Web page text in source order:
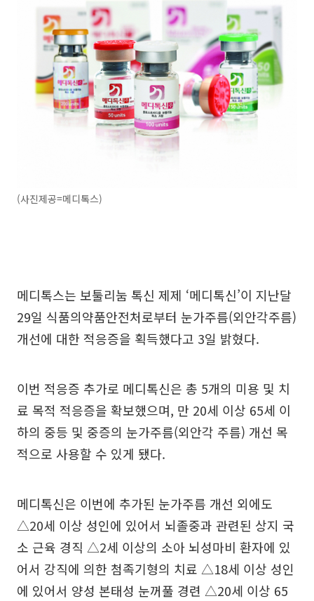
(사진제공=메디톡스)
메디톡스는 보툴리눔 톡신 제제 ‘메디톡신’이 지난달
29일 식품의약품안전처로부터 눈가주름(외안각주름)
개선에 대한 적응증을 획득했다고 3일 밝혔다.
이번 적응증 추가로 메디톡신은 총 5개의 미용 및 치
료 목적 적응증을 확보했으며, 만 20세 이상 65세 이
하의 중등 및 중증의 눈가주름(외안각 주름) 개선 목
적으로 사용할 수 있게 됐다.
메디톡신은 이번에 추가된 눈가주름 개선 외에도
△20세 이상 성인에 있어서 뇌졸중과 관련된 상지 국
소 근육 경직 △2세 이상의 소아 뇌성마비 환자에 있
어서 강직에 의한 첨족기형의 치료 △18세 이상 성인
에 있어서 양성 본태성 눈꺼풀 경련 △20세 이상 65